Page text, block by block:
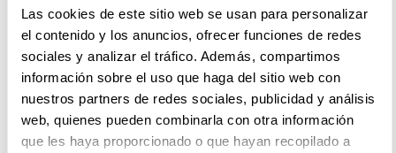
Las cookies de este sitio web se usan para personalizar
el contenido y los anuncios, ofrecer funciones de redes
sociales y analizar el tráfico. Además, compartimos
información sobre el uso que haga del sitio web con
nuestros partners de redes sociales, publicidad y análisis
web, quienes pueden combinarla con otra información
que les haya proporcionado o que hayan recopilado a